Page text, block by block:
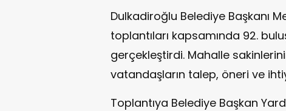
Dulkadiroğlu Belediye Başkanı
toplantıları kapsamında 92.
gerçekleştirdi. Mahalle
vatandaşların talep, öneri ve
Toplantıya Belediye Başkan